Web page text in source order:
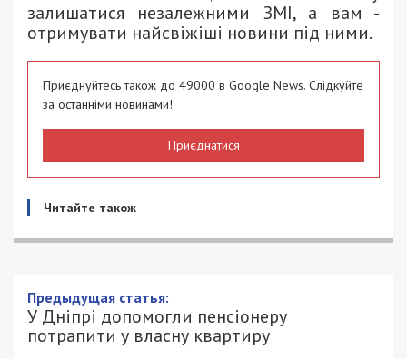
залишатися незалежними ЗМІ, а вам -
отримувати найсвіжіші новини під ними.
Приєднуйтесь також до 49000 в Google News. Слідкуйте
за останніми новинами!
Приєднатися
Читайте також
Предыдущая статья:
У Дніпрі допомогли пенсіонеру
потрапити у власну квартиру